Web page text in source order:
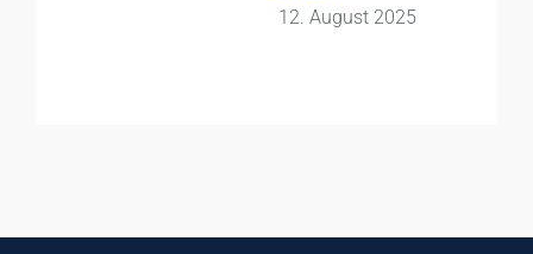
12. August 2025